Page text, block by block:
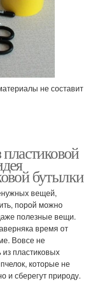
не составит
бутылки
вещей,
порой можно
полезные вещи.
время от
Вовсе не
пластиковых
которые не
и сберегут природу.